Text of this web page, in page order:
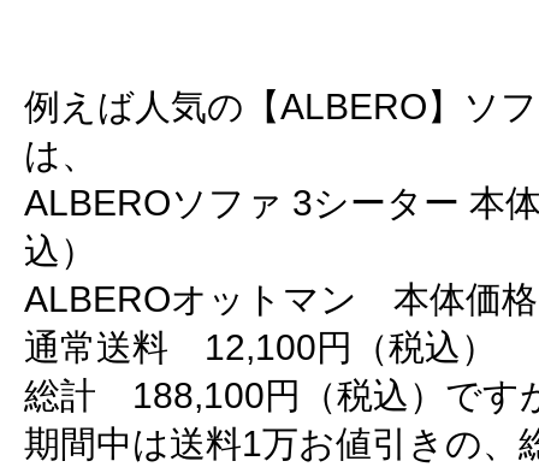
例えば人気の【ALBERO】ソ
は、
ALBEROソファ 3シーター 本
込）
ALBEROオットマン 本体価
通常送料 12,100円（税込）
総計 188,100円（税込）です
期間中は送料1万お値引きの、